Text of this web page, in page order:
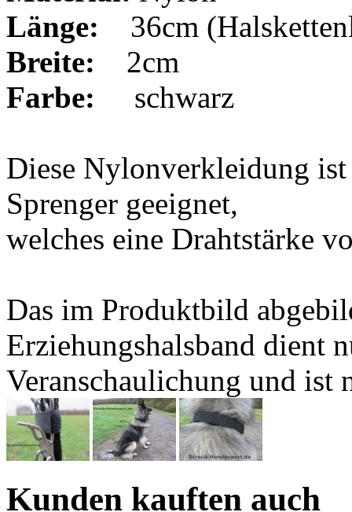
Länge: 36cm
Breite: 2cm
Farbe:
schwarz
Diese Nylonverkleidung
Sprenger geeignet,
welches eine Drahtstärke
Das im Produktbild
Erziehungshalsband dient
Veranschaulichung und
Kunden kauften auch